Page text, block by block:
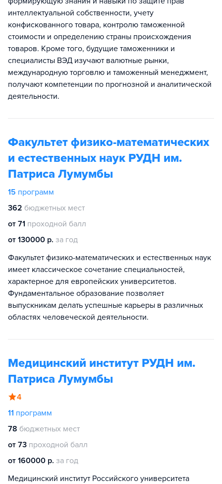
интеллектуальной собственности, учету
конфискованного товара, контролю таможенной
стоимости и определению страны происхождения
товаров. Кроме того, будущие таможенники и
специалисты ВЭД изучают валютные рынки,
международную торговлю и таможенный менеджмент,
получают компетенции по прогнозной и аналитической
деятельности.
Факультет физико-математических
и естественных наук РУДН им.
Патриса Лумумбы
15 программ
362 бюджетных мест
от 71 проходной балл
от 130000 р. за год
Факультет физико-математических и естественных наук
имеет классическое сочетание специальностей,
характерное для европейских университетов.
Фундаментальное образование позволяет
выпускникам делать успешные карьеры в различных
областях человеческой деятельности.
Медицинский институт РУДН им.
Патриса Лумумбы
4
11 программ
78 бюджетных мест
от 73 проходной балл
от 160000 р. за год
Медицинский институт Российского университета